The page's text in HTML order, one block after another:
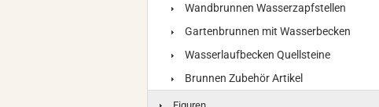
Wandbrunnen Wasserzapfstellen
Gartenbrunnen mit Wasserbecken
Wasserlaufbecken Quellsteine
Brunnen Zubehör Artikel